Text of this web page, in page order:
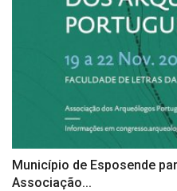
Município de Esposende
Associação...